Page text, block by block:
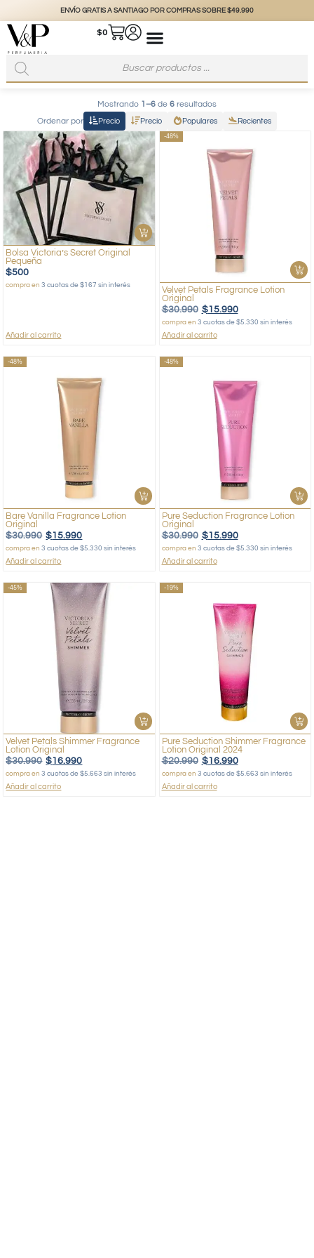
ENVÍO GRATIS A SANTIAGO POR COMPRAS SOBRE $49.990
$0
Mostrando 1–6 de 6 resultados
Ordenar por
Precio Precio Populares Recientes
Bolsa Victoria’s Secret Original
Pequeña
$500
compra en3 cuotas de $167 sin interés
Añadir al carrito
-48%
Velvet Petals Fragrance Lotion
Original
$30.990 $15.990
compra en 3 cuotas de $5.330 sin interés
Añadir al carrito
-48%
Bare Vanilla Fragrance Lotion
Original
$30.990 $15.990
compra en3 cuotas de $5.330 sin interés
Añadir al carrito
-48%
Pure Seduction Fragrance Lotion
Original
$30.990 $15.990
compra en 3 cuotas de $5.330 sin interés
Añadir al carrito
-45%
Velvet Petals Shimmer Fragrance
Lotion Original
$30.990 $16.990
compra en3 cuotas de $5.663 sin interés
Añadir al carrito
-19%
Pure Seduction Shimmer Fragrance
Lotion Original 2024
$20.990 $16.990
compra en 3 cuotas de $5.663 sin interés
Añadir al carrito